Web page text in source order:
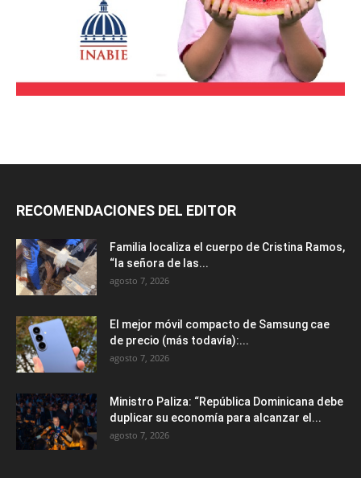
RECOMENDACIONES DEL EDITOR
Familia localiza el cuerpo de Cristina Ramos,
“la señora de las...
agosto 7, 2026
El mejor móvil compacto de Samsung cae
de precio (más todavía):...
agosto 7, 2026
Ministro Paliza: “República Dominicana debe
duplicar su economía para alcanzar el...
agosto 7, 2026